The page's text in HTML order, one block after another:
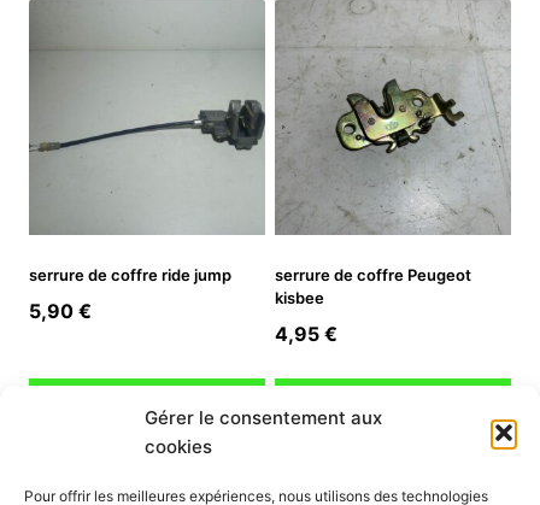
Gérer le consentement aux
cookies
Pour offrir les meilleures expériences, nous utilisons des technologies
serrure de coffre ride jump
5,90 €
serrure de coffre Peugeot
kisbee
4,95 €
INFORMATION